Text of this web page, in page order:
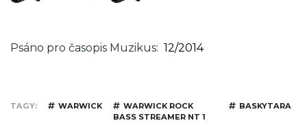
Psáno pro časopis Muzikus 12/2014
TAGY WARWICK
WARWICK ROCK
BASS STREAMER NT 1
BASKYTARA